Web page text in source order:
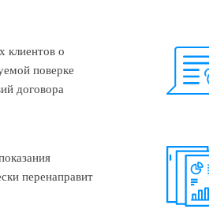
клиентов о
поверке
договора
перенаправит